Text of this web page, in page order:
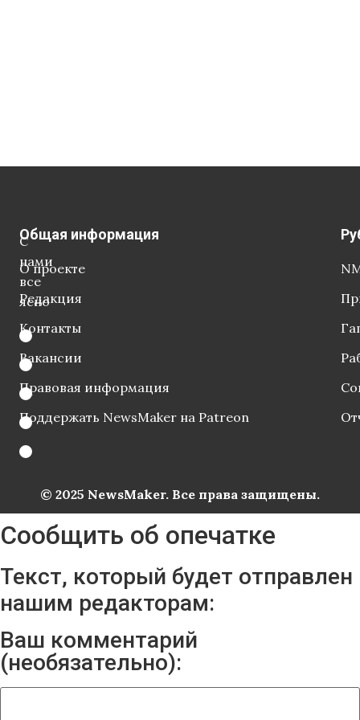
С
нами
все
ясно
Общая информация
О проекте
Редакция
Контакты
Вакансии
Правовая информация
Поддержать NewsMaker на Patreon
© 2025 NewsMaker. Все права защищены.
Сообщить об опечатке
Текст, который будет отправлен
нашим редакторам:
Ваш комментарий
(необязательно):